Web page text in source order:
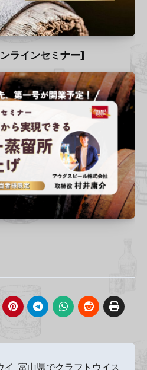
ンラインセミナー]
イ 富山県でクラフトウイス